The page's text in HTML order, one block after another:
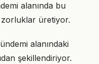
alanında bu
zorluklar üretiyor.
alanındaki
şekillendiriyor.